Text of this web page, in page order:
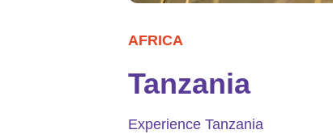
AFRICA
Tanzania
Experience Tanzania